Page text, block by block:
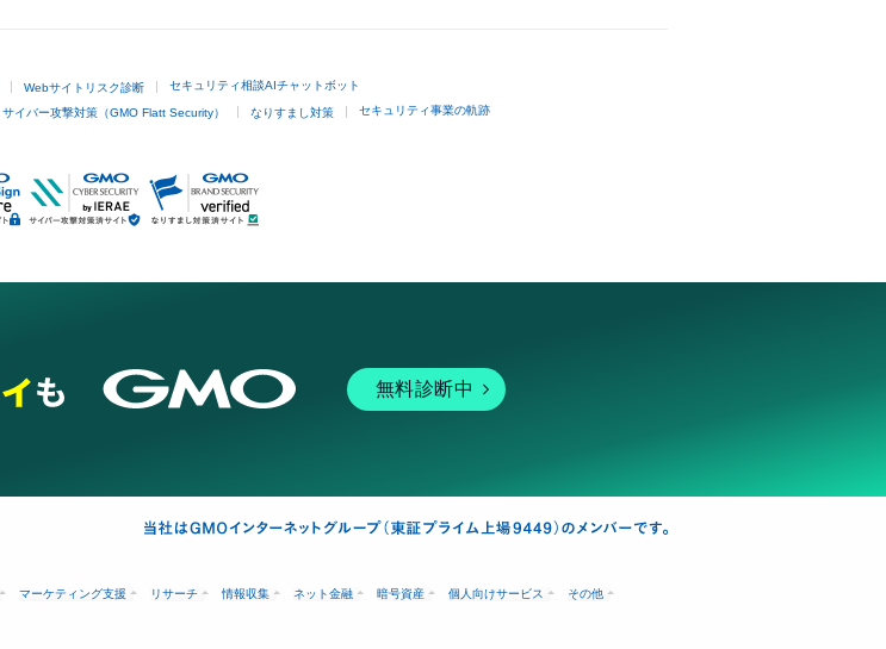
Webサイトリスク診断 セキュリティ相談AIチャットボット
サイバー攻撃対策（GMO Flatt Security） なりすまし対策 セキュリティ事業の軌跡
無料診断中
マーケティング支援 リサーチ 情報収集 ネット金融 暗号資産 個人向けサービス その他